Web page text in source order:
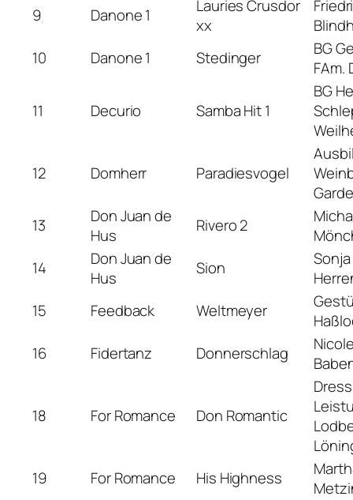
9
Danone 1
Lauries Crusdor
xx
10
Danone 1 Stedinger
BG
FAm.
11 Decurio Samba Hit 1
BG
12 Domherr Paradiesvogel
13
Don Juan de
Hus
Rivero 2
14
Don Juan de
Hus
Sion
15
Feedback Weltmeyer
16
Fidertanz Donnerschlag
18 For Romance Don Romantic
19
For Romance His Highness